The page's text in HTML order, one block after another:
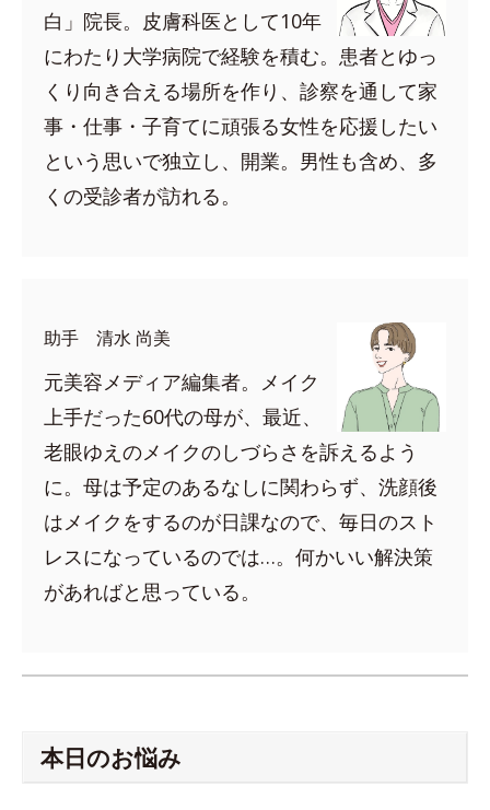
白」院長。皮膚科医として10年
にわたり大学病院で経験を積む。患者とゆっ
くり向き合える場所を作り、診察を通して家
事・仕事・子育てに頑張る女性を応援したい
という思いで独立し、開業。男性も含め、多
くの受診者が訪れる。
助手 清水 尚美
元美容メディア編集者。メイク
上手だった60代の母が、最近、
老眼ゆえのメイクのしづらさを訴えるよう
に。母は予定のあるなしに関わらず、洗顔後
はメイクをするのが日課なので、毎日のスト
レスになっているのでは…。何かいい解決策
があればと思っている。
本日のお悩み